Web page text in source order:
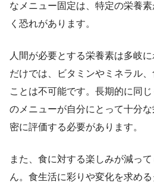
なメニュー固定は、特定の栄養
く恐れがあります。
人間が必要とする栄養素は多岐
だけでは、ビタミンやミネラル
ことは不可能です。長期的に同
のメニューが自分にとって十分
密に評価する必要があります。
また、食に対する楽しみが減っ
ん。食生活に彩りや変化を求める